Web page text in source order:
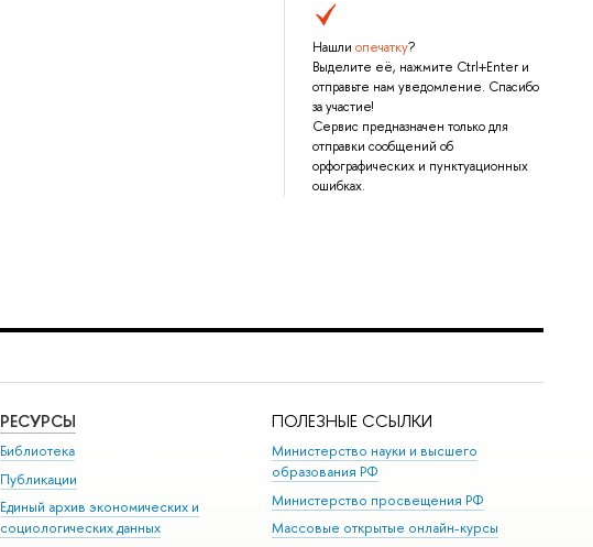
Нашли опечатку?
Выделите её, нажмите Ctrl+Enter и
отправьте нам уведомление. Спасибо
за участие!
Сервис предназначен только для
отправки сообщений об
орфографических и пунктуационных
ошибках.
РЕСУРСЫ
Библиотека
Публикации
Единый архив экономических и
социологических данных
ПОЛЕЗНЫЕ ССЫЛКИ
Министерство науки и высшего
образования РФ
Министерство просвещения РФ
Массовые открытые онлайн-курсы